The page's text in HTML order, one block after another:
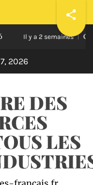
a 2 semaines Comment
2026
DES
LES